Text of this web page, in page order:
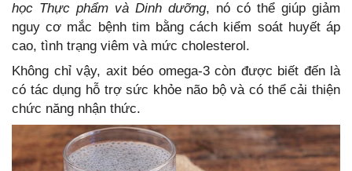
học Thực phẩm và Dinh dưỡng, nó có thể giúp giảm
nguy cơ mắc bệnh tim bằng cách kiểm soát huyết áp
cao, tình trạng viêm và mức cholesterol.
Không chỉ vậy, axit béo omega-3 còn được biết đến là
có tác dụng hỗ trợ sức khỏe não bộ và có thể cải thiện
chức năng nhận thức.